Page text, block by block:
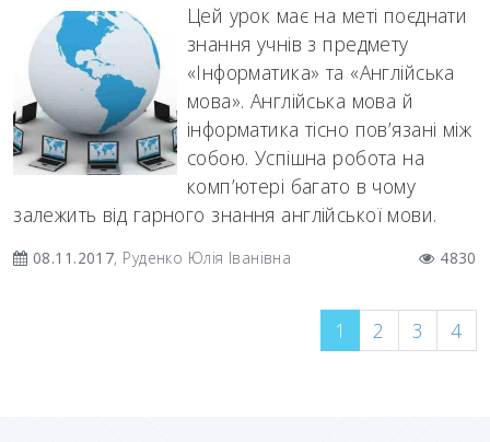
Цей урок має на меті поєднати
знання учнів з предмету
«Інформатика» та «Англійська
мова». Англійська мова й
інформатика тісно пов’язані між
собою. Успішна робота на
комп’ютері багато в чому
залежить від гарного знання англійської мови.
08.11.2017, Руденко Юлія Іванівна 4830
1 2 3 4